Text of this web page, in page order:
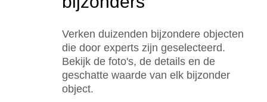
Verken duizenden bijzondere objecten
die door experts zijn geselecteerd.
Bekijk de foto's, de details en de
geschatte waarde van elk bijzonder
object.